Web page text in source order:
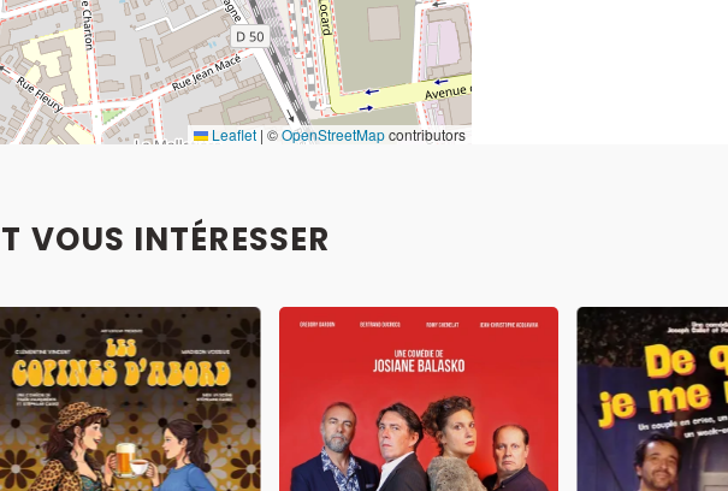
Leaflet | ©OpenStreetMapcontributors
VOUS INTÉRESSER